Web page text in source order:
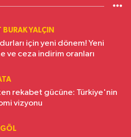
YALÇIN
için yeni dönem! Yeni
ve ceza indirim oranları
rekabet gücüne: Türkiye'nin
vizyonu